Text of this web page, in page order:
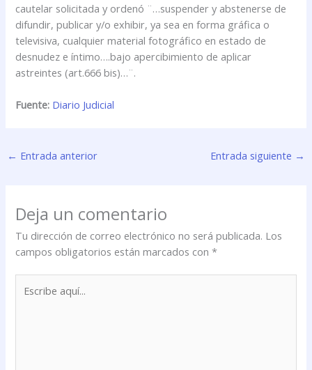
cautelar solicitada y ordenó ¨…suspender y abstenerse de
difundir, publicar y/o exhibir, ya sea en forma gráfica o
televisiva, cualquier material fotográfico en estado de
desnudez e íntimo….bajo apercibimiento de aplicar
astreintes (art.666 bis)…¨.
Fuente: Diario Judicial
← Entrada anterior Entrada siguiente →
Deja un comentario
Tu dirección de correo electrónico no será publicada. Los
campos obligatorios están marcados con*
aquí...